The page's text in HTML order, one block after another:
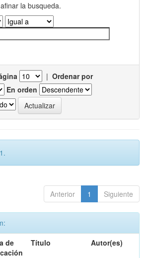
la busqueda.
| Ordenar por
En orden
Anterior 1 Siguiente
de
Título Autor(es)